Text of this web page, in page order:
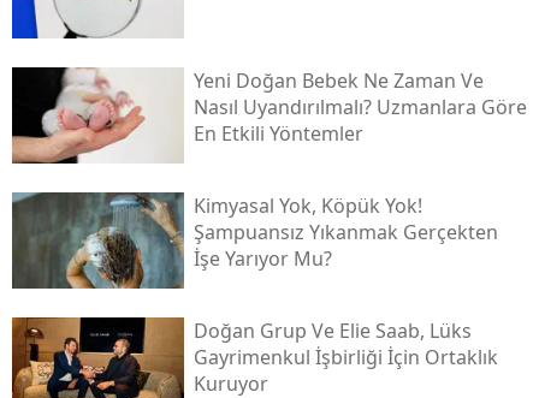
Yeni Doğan Bebek Ne Zaman Ve
Nasıl Uyandırılmalı? Uzmanlara Göre
En Etkili Yöntemler
Kimyasal Yok, Köpük Yok!
Şampuansız Yıkanmak Gerçekten
İşe Yarıyor Mu?
Doğan Grup Ve Elie Saab, Lüks
Gayrimenkul İşbirliği İçin Ortaklık
Kuruyor